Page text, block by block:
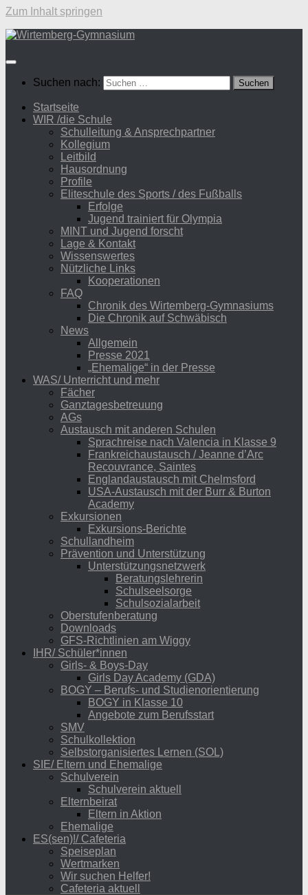
Zum Inhalt springen
Suchen nach:
Startseite
WIR /die Schule
Schulleitung & Ansprechpartner
Kollegium
Leitbild
Hausordnung
Profile
Eliteschule des Sports / des Fußballs
Erfolge
Jugend trainiert für Olympia
MINT und Jugend forscht
Lage & Kontakt
Wissenswertes
Nützliche Links
Kooperationen
FAQ
Chronik des Wirtemberg-Gymnasiums
Die Chronik auf Schwäbisch
News
Allgemein
Presse 2021
„Ehemalige“ in der Presse
WAS/ Unterricht und mehr
Fächer
Ganztagesbetreuung
AGs
Austausch mit anderen Schulen
Sprachreise nach Valencia in Klasse 9
Frankreichaustausch / Jeanne d’Arc
Recouvrance, Saintes
Englandaustausch mit Chelmsford
USA-Austausch mit der Burr & Burton
Academy
Exkursionen
Exkursions-Berichte
Schullandheim
Prävention und Unterstützung
Unterstützungsnetzwerk
Beratungslehrerin
Schulseelsorge
Schulsozialarbeit
Oberstufenberatung
Downloads
GFS-Richtlinien am Wiggy
IHR/ Schüler*innen
Girls- & Boys-Day
Girls Day Academy (GDA)
BOGY – Berufs- und Studienorientierung
BOGY in Klasse 10
Angebote zum Berufsstart
SMV
Schulkollektion
Selbstorganisiertes Lernen (SOL)
SIE/ Eltern und Ehemalige
Schulverein
Schulverein aktuell
Elternbeirat
Eltern in Aktion
Ehemalige
ES(sen)!/ Cafeteria
Speiseplan
Wertmarken
Wir suchen Helfer!
Cafeteria aktuell